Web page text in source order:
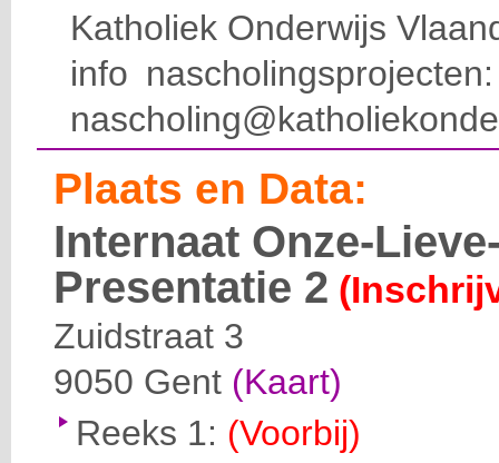
Katholiek Onderwijs
info
Plaats en Data:
Internaat Onze-
Presentatie 2
Zuidstraat 3
9050 Gent (Kaart)
Reeks 1: (Voorbij)